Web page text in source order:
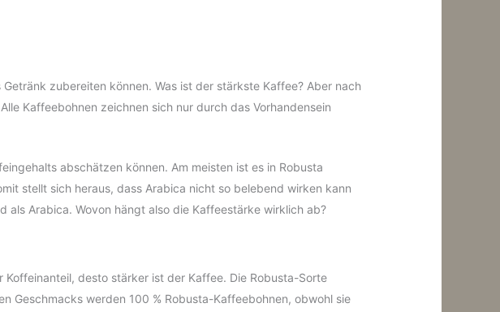
zubereiten können. Was ist der stärkste Kaffee? Aber nach
Kaffeebohnen zeichnen sich nur durch das Vorhandensein
abschätzen können. Am meisten ist es in Robusta
stellt sich heraus, dass Arabica nicht so belebend wirken kann
Arabica. Wovon hängt also die Kaffeestärke wirklich ab?
desto stärker ist der Kaffee. Die Robusta-Sorte
Geschmacks werden 100 % Robusta-Kaffeebohnen, obwohl sie